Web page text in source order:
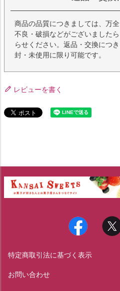
商品の品質につきましては、万
不良・破損などがございました
らせください。返品・交換につ
封・未使用に限り可能です。
レビューを書く
特定商取引法に基づく表示
お問い合わせ